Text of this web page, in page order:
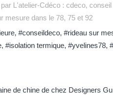
par L'atelier-Cdéco : cdeco,
mesure dans le 78, 75 et 92
, #conseildeco, #rideau sur
, #isolation termique, #yvelines78,